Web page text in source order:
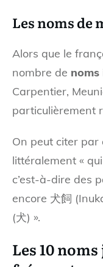
Les noms de
Alors que le
nombre de noms
Carpentier,
particulièrement
On peut citer par
littéralement «
c’est-à-dire des
encore 犬飼
(犬) ».
Les 10